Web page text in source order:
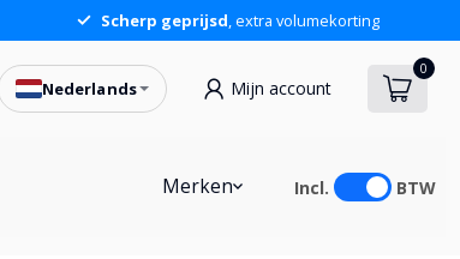
Scherp geprijsd, extra volumekorting
Nederlands Mijn account
0
Merken Incl. BTW